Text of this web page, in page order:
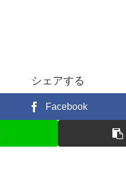
シェアする
Facebook